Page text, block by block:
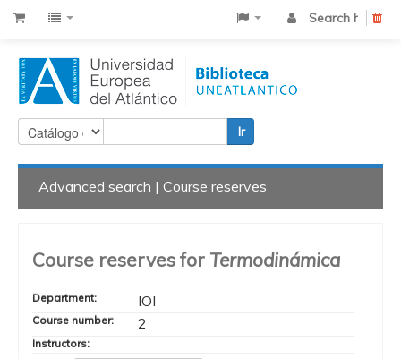
Search history
Ir
Advanced search Course reserves
Course reserves for Termodinámica
Department: IOI
Course number: 2
Instructors: